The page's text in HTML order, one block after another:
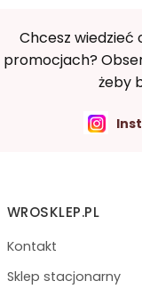
Chcesz
promocjach?
żeby
Linki w stopce
WROSKLEP.PL
Kontakt
Sklep stacjonarny